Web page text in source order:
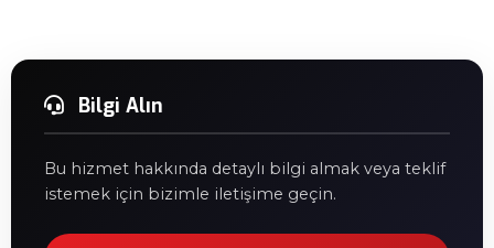
Bilgi Alın
Bu hizmet hakkında detaylı bilgi almak veya teklif
istemek için bizimle iletişime geçin.